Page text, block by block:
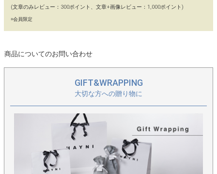
【カラー】
【90日間 交換・返品保証】
当店ではイメージ違い、初期不良による返品、カラー交換、不具
お気軽にお買い物をお楽しみください。
【保存に便利な不織布付き】
保存に便利な、HAYNIロゴ入りの不織布に商品をお入れし、丁寧
に梱包してお届けいたします。
(文章のみレビュー：300ポイント、文章+画像レビュー：1,000ポイント)
※会員限定
商品についてのお問い合わせ
GIFT&WRAPPING
大切な方への贈り物に